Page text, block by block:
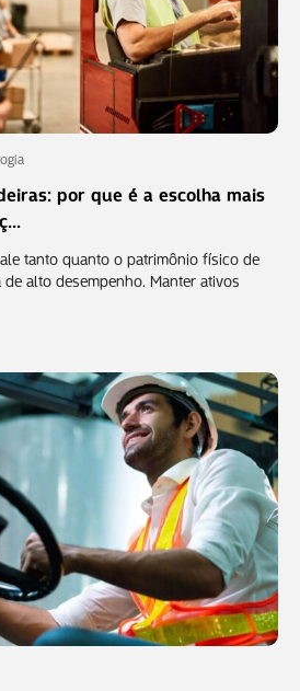
por que é a escolha mais
tanto quanto o patrimônio físico de
alto desempenho. Manter ativos